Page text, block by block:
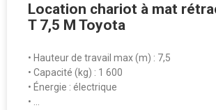
Location chariot à mat
T 7,5 M Toyota
• Hauteur de travail max (m) : 7,5
• Capacité (kg) : 1 600
• Énergie : électrique
• …